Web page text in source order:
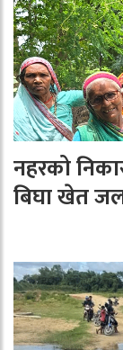
नहरको
बिघा खेत